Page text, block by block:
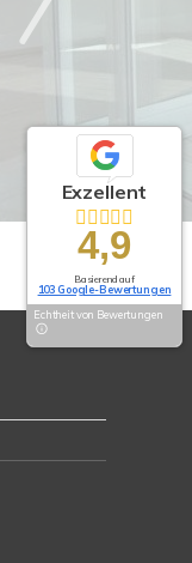
Exzellent
4,9
Basierend auf
103 Google-Bewertungen
Echtheit von Bewertungen